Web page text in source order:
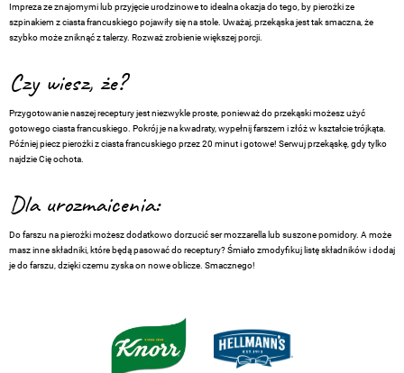
Impreza ze znajomymi lub przyjęcie urodzinowe to idealna okazja do tego, by pierożki ze
szpinakiem z ciasta francuskiego pojawiły się na stole. Uważaj, przekąska jest tak smaczna, że
szybko może zniknąć z talerzy. Rozważ zrobienie większej porcji.
Czy wiesz, że?
Przygotowanie naszej receptury jest niezwykle proste, ponieważ do przekąski możesz użyć
gotowego ciasta francuskiego. Pokrój je na kwadraty, wypełnij farszem i złóż w kształcie trójkąta.
Później piecz pierożki z ciasta francuskiego przez 20 minut i gotowe! Serwuj przekąskę, gdy tylko
najdzie Cię ochota.
Dla urozmaicenia:
Do farszu na pierożki możesz dodatkowo dorzucić ser mozzarella lub suszone pomidory. A może
masz inne składniki, które będą pasować do receptury? Śmiało zmodyfikuj listę składników i dodaj
je do farszu, dzięki czemu zyska on nowe oblicze. Smacznego!